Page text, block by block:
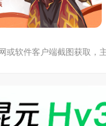
或软件客户端截图获取，